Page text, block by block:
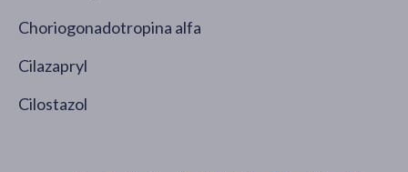
Choriogonadotropina alfa
Cilazapryl
Cilostazol